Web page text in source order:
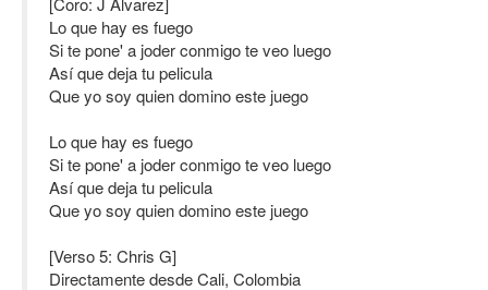
Lo que hay es fuego
Si te pone' a joder conmigo te veo luego
Así que deja tu pelicula
Que yo soy quien domino este juego
Lo que hay es fuego
Si te pone' a joder conmigo te veo luego
Así que deja tu pelicula
Que yo soy quien domino este juego
[Verso 5: Chris G]
Directamente desde Cali, Colombia